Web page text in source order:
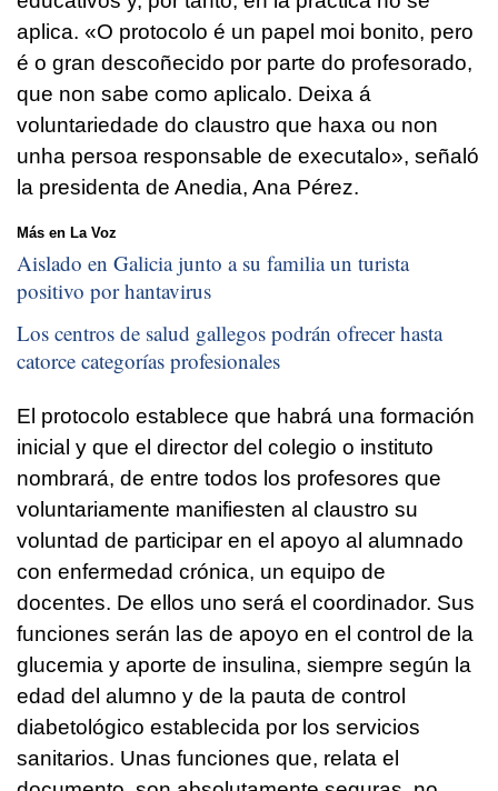
aplica. «O protocolo é un papel moi bonito, pero
é o gran descoñecido por parte do profesorado,
que non sabe como aplicalo. Deixa á
voluntariedade do claustro que haxa ou non
unha persoa responsable de executalo», señaló
la presidenta de Anedia, Ana Pérez.
Más en La Voz
Aislado en Galicia junto a su familia un turista
positivo por hantavirus
Los centros de salud gallegos podrán ofrecer hasta
catorce categorías profesionales
El protocolo establece que habrá una formación
inicial y que el director del colegio o instituto
nombrará, de entre todos los profesores que
voluntariamente manifiesten al claustro su
voluntad de participar en el apoyo al alumnado
con enfermedad crónica, un equipo de
docentes. De ellos uno será el coordinador. Sus
funciones serán las de apoyo en el control de la
glucemia y aporte de insulina, siempre según la
edad del alumno y de la pauta de control
diabetológico establecida por los servicios
sanitarios. Unas funciones que, relata el